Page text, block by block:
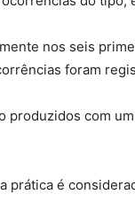
nos seis
foram
produzidos com
prática é